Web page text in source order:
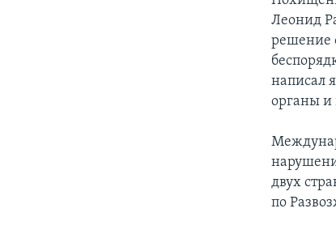
Леонид
решение
написал
органы и
двух
по